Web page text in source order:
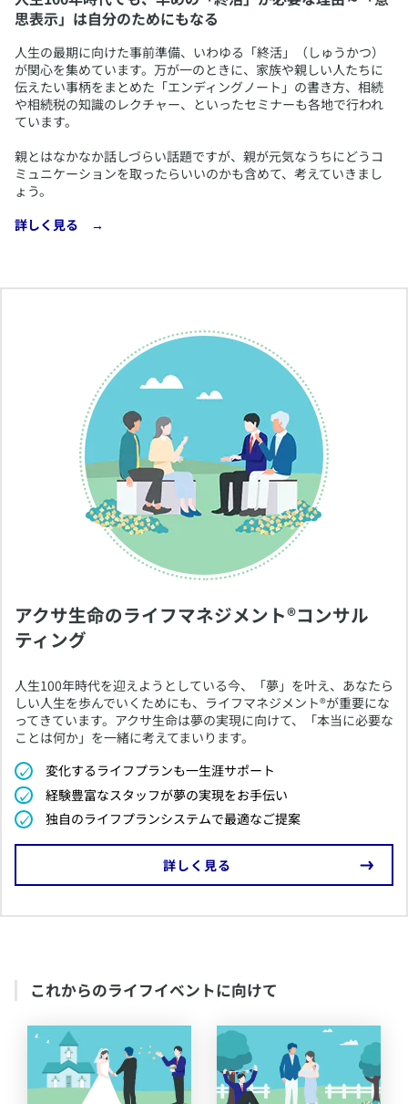
思表示」は自分のためにもなる
​人生の最期に向けた事前準備、いわゆる「終活」（しゅうかつ）
が関心を集めています。万が一のときに、家族や親しい人たちに
伝えたい事柄をまとめた「エンディングノート」の書き方、相続
や相続税の知識のレクチャー、といったセミナーも各地で行われ
ています。
親とはなかなか話しづらい話題ですが、親が元気なうちにどうコ
ミュニケーションを取ったらいいのかも含めて、考えていきまし
ょう。
​詳しく見る →
アクサ生命のライフマネジメント®コンサル
ティング
​人生100年時代を迎えようとしている今、「夢」を叶え、あなたら
しい人生を歩んでいくためにも、ライフマネジメント®が重要にな
ってきています。アクサ生命は夢の実現に向けて、「本当に必要な
ことは何か」を一緒に考えてまいります。
​変化するライフプランも一生涯サポート
​経験豊富なスタッフが夢の実現をお手伝い
​独自のライフプランシステムで最適なご提案
​詳しく見る
​これからのライフイベントに向けて